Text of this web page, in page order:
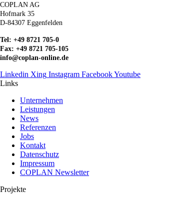
COPLAN AG
Hofmark 35
D-84307 Eggenfelden
Tel: +49 8721 705-0
Fax: +49 8721 705-105
info@coplan-online.de
Linkedin Xing Instagram FacebookYoutube
Links
Unternehmen
Leistungen
News
Referenzen
Jobs
Kontakt
Datenschutz
Impressum
COPLAN Newsletter
Projekte